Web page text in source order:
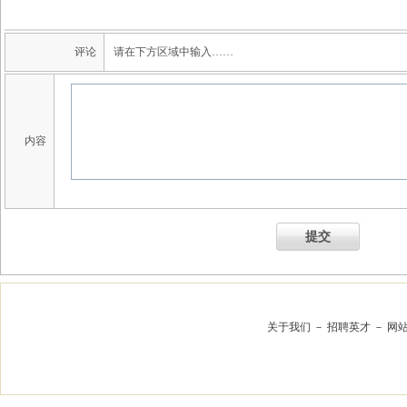
评论 请在下方区域中输入……
内容
提交
关于我们 － 招聘英才 － 网